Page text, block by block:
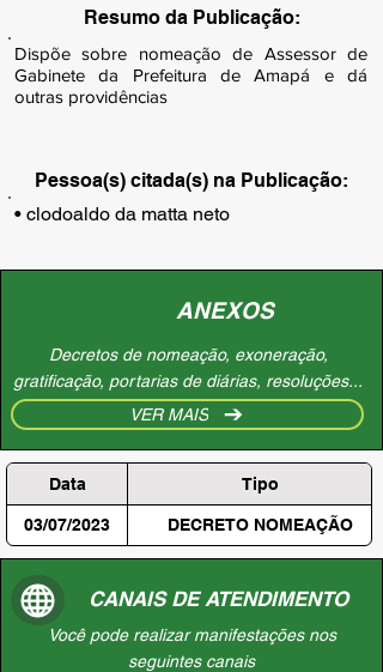
Resumo da Publicação:
Dispõe sobre nomeação de Assessor de
Gabinete da Prefeitura de Amapá e dá
outras providências
Pessoa(s) citada(s) na Publicação:
• clodoaldo da matta neto
ANEXOS
Decretos de nomeação, exoneração,
gratificação, portarias de diárias, resoluções...
VER MAIS
Data Tipo
03/07/2023 DECRETO NOMEAÇÃO
CANAIS DE ATENDIMENTO
Você pode realizar manifestações nos
seguintes canais